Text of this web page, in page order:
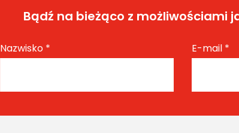
Bądź na bieżąco z możliwościami
Nazwisko * E-mail *